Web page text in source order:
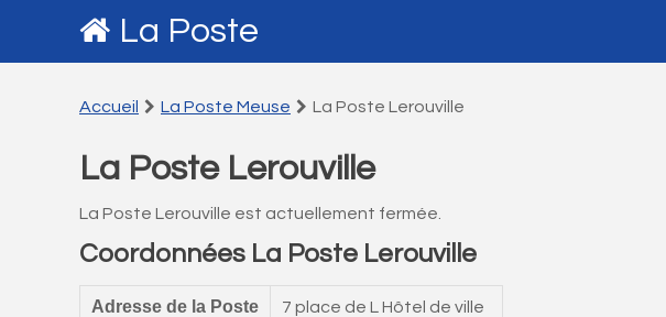
La Poste
Accueil La Poste Meuse La Poste Lerouville
La Poste Lerouville
La Poste Lerouville est actuellement fermée.
Coordonnées La Poste Lerouville
Adresse de la Poste 7 place de L Hôtel de ville